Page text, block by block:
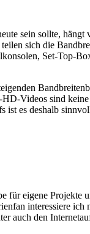
sein sollte,
sich die
Set-Top-
Videos sind
es deshalb
für eigene
interessiere
auch den